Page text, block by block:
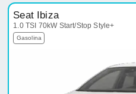
Seat Ibiza
1.0 TSI 70kW Start/Stop Style+
Gasolina